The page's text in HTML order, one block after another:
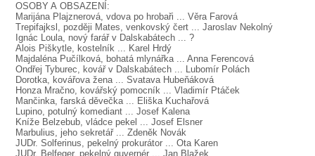
O DIVADLE
SOUBOR
DÁLE NABÍZÍME
OSOBY A OBSAZENÍ:
Marijána Plajznerová, vdova po hrobaři ... Věra Farová
Trepifajksl, později Mates, venkovský čert ... Jaroslav Nekolný
Ignác Loula, nový farář v Dalskabátech ... ?
Alois Piškytle, kostelník ... Karel Hrdý
Majdaléna Pučílková, bohatá mlynářka ... Anna Ferencová
Ondřej Tyburec, kovář v Dalskabátech ... Lubomír Polách
Dorotka, kovářova žena ... Svatava Hubeňáková
Honza Mračno, kovářský pomocník ... Vladimír Ptáček
Mančinka, farská děvečka ... Eliška Kuchařová
Lupino, potulný komediant ... Josef Kalena
Kníže Belzebub, vládce pekel ... Josef Elsner
Marbulius, jeho sekretář ... Zdeněk Novák
JUDr. Solferinus, pekelný prokurátor ... Ota Karen
JUDr. Belfeger, pekelný guvernér ... Jan Blažek